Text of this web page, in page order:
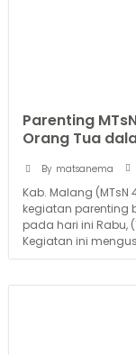
Parenting
Orang Tua
By matsanema
Kab. Malang
kegiatan parenting
pada hari ini Rabu,
Kegiatan ini